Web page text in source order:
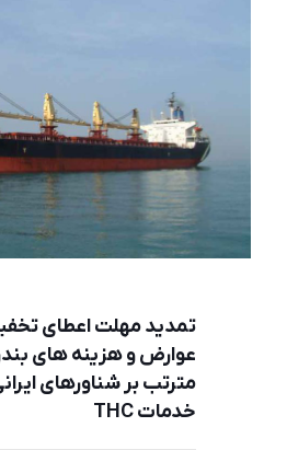
تمديد مهلت اعطای
عوارض و هزينه های
مترتب بر شناورهاي
خدمات THC